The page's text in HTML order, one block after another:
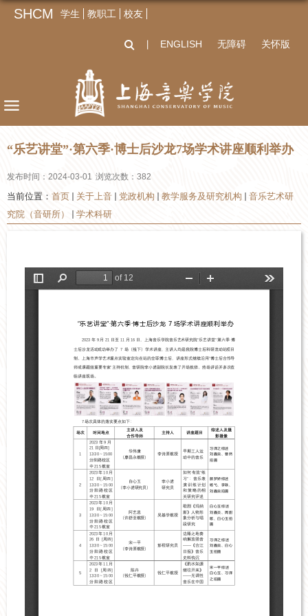
SHCM 学生 教职工 校友
ENGLISH 无障碍 关怀版
“乐艺讲堂”·第六季·博士后沙龙7场学术讲座顺利举办
发布时间：2024-03-01 浏览次数： 382
当前位置： 首页 关于上音 党政机构 教学服务及研究机构
音乐艺术研
究院（音研所）
学术科研